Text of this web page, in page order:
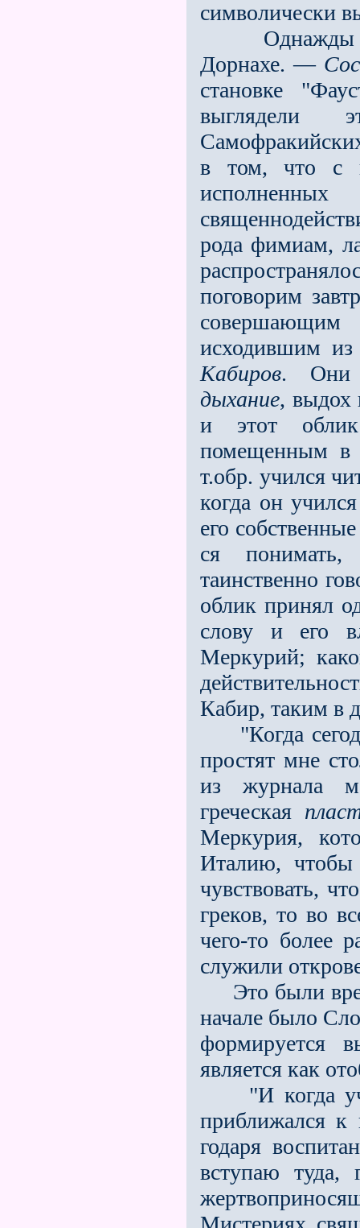
символически
Однажды
Дорнахе. —
становке
выглядели
в том, что с
исполненных
рода фимиам,
погово­рим
совершающим
исходив­шим из
Кабиров. Они
дыхание, выдох
и этот облик
помещенным в
т.обр. учился
когда он
его
ся
таинственно
облик принял
слову и его
Меркурий;
Кабир, таким в
"Когда
простят мне
из журнала
греческая
Меркурия,
Италию,
чувствовать,
греков, то во
чего-то более
служили
Это были
начале было
формируется
является как
"И когда
приближался к
годаря
вступаю туда,